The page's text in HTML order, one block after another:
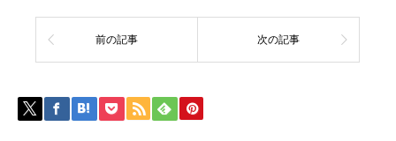
前の記事 次の記事